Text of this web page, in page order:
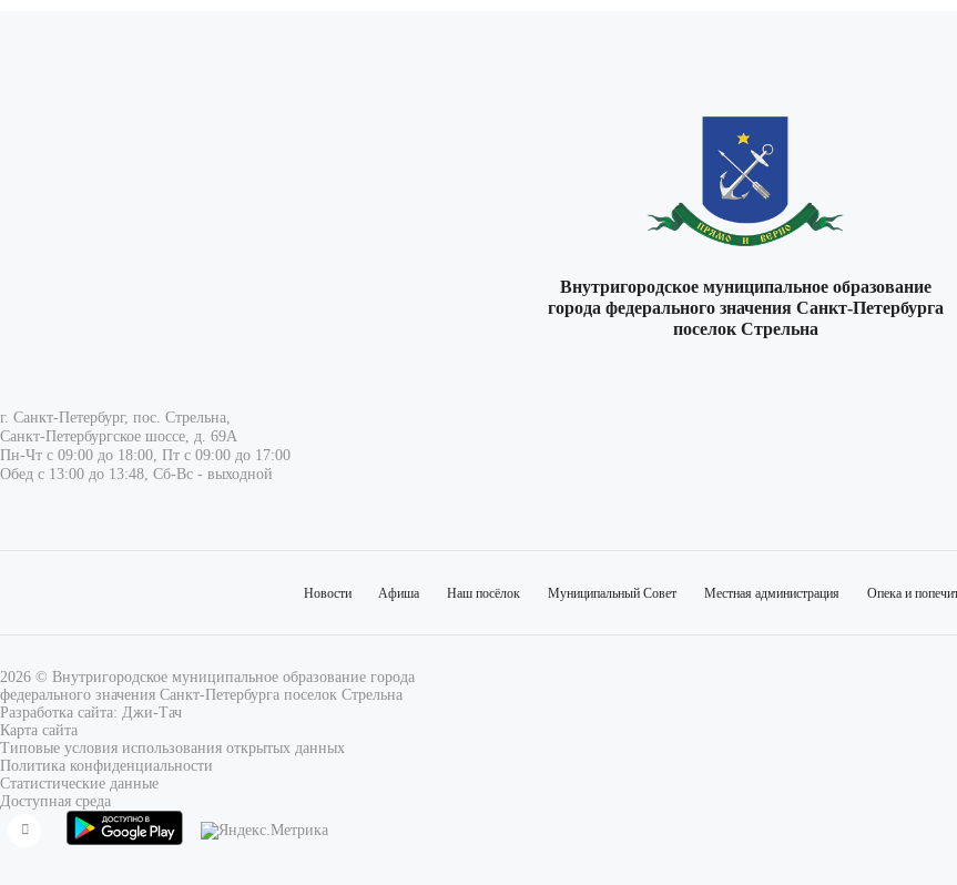
Внутригородское муниципальное образование
города федерального значения Санкт-Петербурга
поселок Стрельна
г. Санкт-Петербург, пос. Стрельна,
Санкт-Петербургское шоссе, д. 69А
Пн-Чт с 09:00 до 18:00, Пт с 09:00 до 17:00
Обед с 13:00 до 13:48, Сб-Вс - выходной
Новости Афиша Наш посёлок Муниципальный Совет Местная администрация Опека и
2026 © Внутригородское муниципальное образование города
федерального значения Санкт-Петербурга поселок Стрельна
Разработка сайта: Джи-Тач
Карта сайта
Типовые условия использования открытых данных
Политика конфиденциальности
Статистические данные
Доступная среда